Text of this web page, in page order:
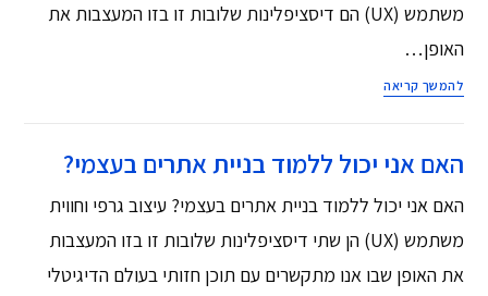
משתמש (UX) הם דיסציפלינות שלובות זו בזו המעצבות את
האופן…
להמשך קריאה
האם אני יכול ללמוד בניית אתרים בעצמי?
האם אני יכול ללמוד בניית אתרים בעצמי? עיצוב גרפי וחווית
משתמש (UX) הן שתי דיסציפלינות שלובות זו בזו המעצבות
את האופן שבו אנו מתקשרים עם תוכן חזותי בעולם הדיגיטלי